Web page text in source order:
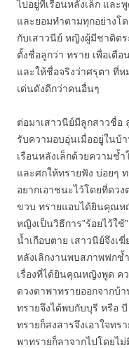
ไปอยู่ที่เรือนหลังเล็ก และ
และยอมทำตามทุกอย่างโ
กับเสาวนีย์ หญิงผู้มีชาติต
ตั้งชื่อลูกว่า ทราย เพื่อเตือ
และให้ชื่อจริงว่าศรุตา ที่ห
เด่นดังดีกว่าคนอื่นๆ
ต่อมาเสาวนีย์มีลูกสาวชื่อ
รับความอบอุ่นเมื่ออยู่ในบ้
เรือนหลังเล็กด้วยความช้
และศกให้ทรายฟัง บ่อยๆ
อยากเอาชนะไว้โดยที่ดว
ขวบ ทรายแอบได้ยินคุณห
หญิงเป็นวิธีการ”ร้อยไว้ใ
น้ำเกือบตาย เสาวนีย์จึงเ
หลังเลิกงานพบสภาพฟกช้
เรื่องที่ได้ยินคุณหญิงพูด ค
ดวงตาพาทรายออกจากบ้
ทรายจึงได้พบกับบุรี หรือ
ทรายก็สงสารจึงเอาใจท
พาทรายก็ลาจากไปโดยไ